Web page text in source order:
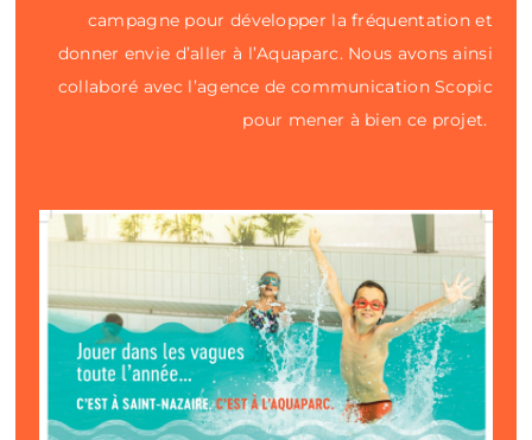
campagne pour développer la fréquentation et
donner envie d’aller à l’Aquaparc. Nous avons ainsi
collaboré avec l’agence de communication Scopic
pour mener à bien ce projet.